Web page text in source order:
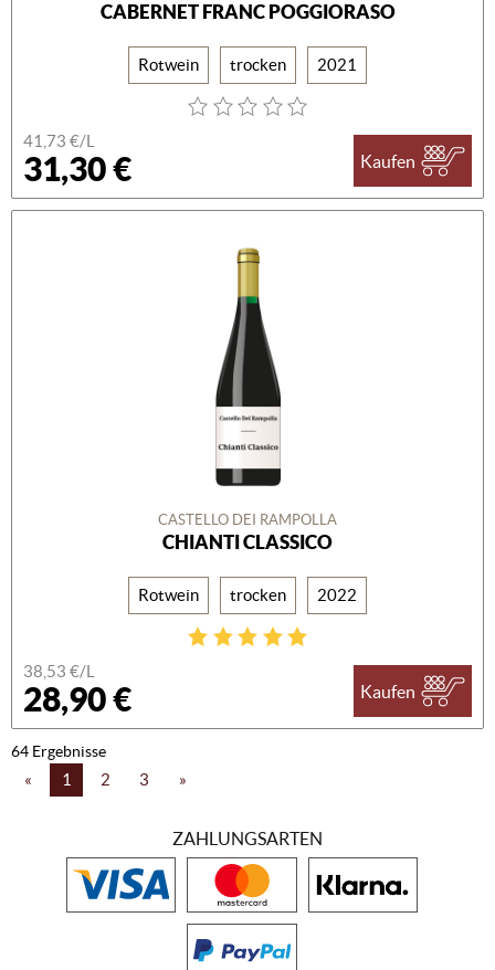
CABERNET FRANC POGGIORASO
Rotwein trocken 2021
41,73 €/L
31,30 € Kaufen
CASTELLO DEI RAMPOLLA
CHIANTI CLASSICO
Rotwein trocken 2022
38,53 €/L
28,90 € Kaufen
64 Ergebnisse
« 1 2 3 »
ZAHLUNGSARTEN